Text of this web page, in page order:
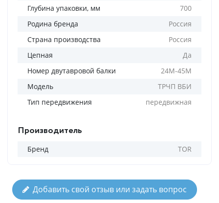
Глубина упаковки, мм
700
Родина бренда
Россия
Страна производства
Россия
Цепная
Да
Номер двутавровой балки
24М-45М
Модель
ТРЧП ВБИ
Тип передвижения
передвижная
Производитель
Бренд TOR
Добавить свой отзыв или задать вопрос